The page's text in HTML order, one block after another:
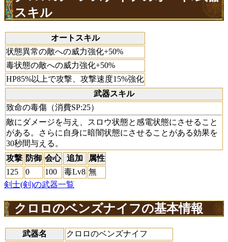
スキル
オートスキル
状態異常の敵への威力強化+50%
毒状態の敵への威力強化+50%
HP85%以上で攻撃、攻撃速度15%強化
武器スキル
致命の毒傷（消費SP:25）
敵にダメージを与え、スロウ状態と感電状態にさせること
がある。さらに自身に暗闇状態にさせることがある効果を
30秒間与える。
攻撃 防御 会心 追加
属性
125
0 100 毒Lv8 無
剣士(剣)の武器一覧
クロロのベンズナイフの基本情報
武器名
クロロのベンズナイフ